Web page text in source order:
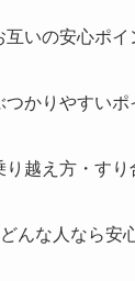
互いの安心ポイ
つかりやすいポ
り越え方・すり
どんな人なら安